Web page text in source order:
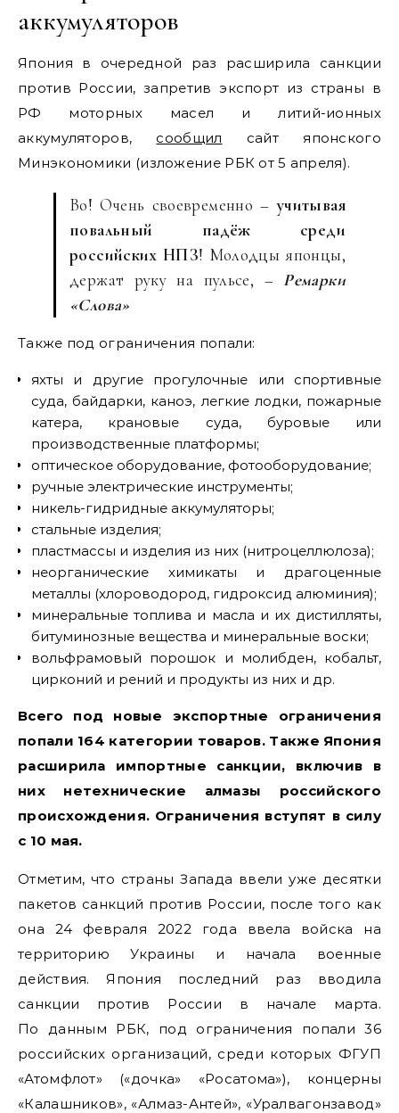
аккумуляторов
Япония в очередной раз расширила санкции
против России, запретив экспорт из страны в
РФ моторных масел и литий-ионных
аккумуляторов, сообщил сайт японского
Минэкономики (изложение РБК от 5 апреля).
Во! Очень своевременно –учитывая
повальный падёж среди
российских НПЗ! Молодцы японцы,
держат руку на пульсе, – Ремарки
«Слова»
Также под ограничения попали:
яхты и другие прогулочные или спортивные
суда, байдарки, каноэ, легкие лодки, пожарные
катера, крановые суда, буровые или
производственные платформы;
оптическое оборудование, фотооборудование;
ручные электрические инструменты;
никель-гидридные аккумуляторы;
стальные изделия;
пластмассы и изделия из них (нитроцеллюлоза);
неорганические химикаты и драгоценные
металлы (хлороводород, гидроксид алюминия);
минеральные топлива и масла и их дистилляты,
битуминозные вещества и минеральные воски;
вольфрамовый порошок и молибден, кобальт,
цирконий и рений и продукты из них и др.
Всего под новые экспортные ограничения
попали 164 категории товаров. Также Япония
расширила импортные санкции, включив в
них нетехнические алмазы российского
происхождения. Ограничения вступят в силу
с 10 мая.
Отметим, что страны Запада ввели уже десятки
пакетов санкций против России, после того как
она 24 февраля 2022 года ввела войска на
территорию Украины и начала военные
действия. Япония последний раз вводила
санкции против России в начале марта.
По данным РБК, под ограничения попали 36
российских организаций, среди которых ФГУП
«Атомфлот» («дочка» «Росатома»), концерны
«Калашников», «Алмаз-Антей», «Уралвагонзавод»